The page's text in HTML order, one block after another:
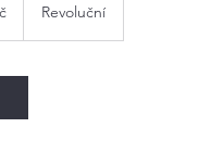
Revoluční